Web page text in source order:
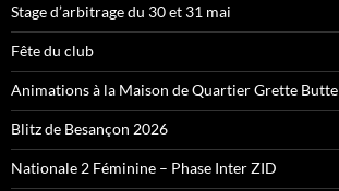
Stage d’arbitrage du 30 et 31 mai
Fête du club
Animations à la Maison de Quartier Grette Butte
Blitz de Besançon 2026
Nationale 2 Féminine – Phase Inter ZID